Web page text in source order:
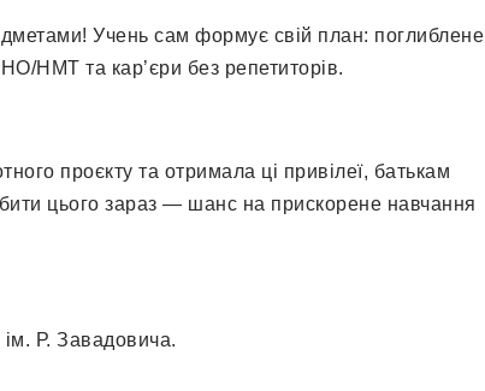
Учень сам формує свій план: поглиблене
НМТ та кар’єри без репетиторів.
проєкту та отримала ці привілеї, батькам
цього зараз — шанс на прискорене навчання
Р. Завадовича.